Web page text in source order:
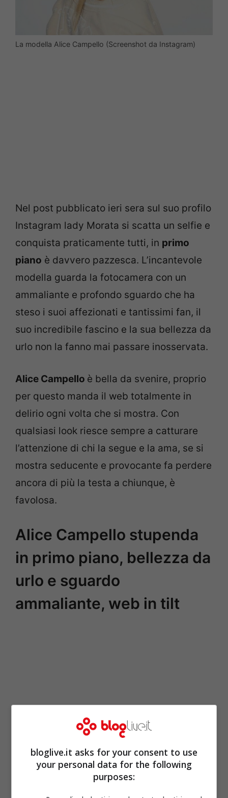
La modella Alice Campello (Screenshot da Instagram)
Nel post pubblicato ieri sera sul suo profilo
Instagram lady Morata si scatta un selfie e
conquista praticamente tutti, in primo
piano è davvero pazzesca. L’incantevole
modella guarda la fotocamera con un
ammaliante e profondo sguardo che ha
steso i suoi affezionati e tantissimi fan, il
suo incredibile fascino e la sua bellezza da
urlo non la fanno mai passare inosservata.
Alice Campello è bella da svenire, proprio
per questo manda il web totalmente in
delirio ogni volta che si mostra. Con
qualsiasi look riesce sempre a catturare
l’attenzione di chi la segue e la ama, se si
mostra seducente e provocante fa perdere
ancora di più la testa a chiunque, è
favolosa.
Alice Campello stupenda
in primo piano, bellezza da
urlo e sguardo
ammaliante, web in tilt
bloglive.it asks for your consent to use
your personal data for the following
purposes: